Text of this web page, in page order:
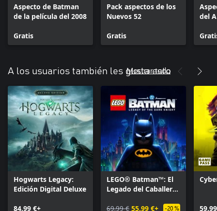
Aspecto de Batman
de la película del 2008
Gratis
Pack aspectos de los
Nuevos 52
Gratis
del
A los usuarios también les gusta esto
Mostrar todo
Hogwarts Legacy:
Edición Digital Deluxe
84,99 €+
LEGO® Batman™: El
Legado del Caballero
69,99 € 55,99 €+ -20 %